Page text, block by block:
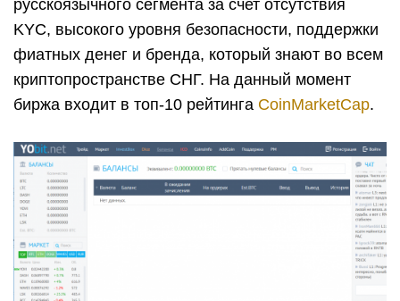
русскоязычного сегмента за счет отсутствия
KYC, высокого уровня безопасности, поддержки
фиатных денег и бренда, который знают во всем
криптопространстве СНГ. На данный момент
биржа входит в топ-10 рейтинга CoinMarketCap.